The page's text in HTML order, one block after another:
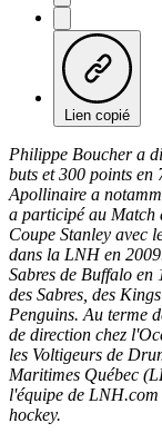
Lien copié
Philippe Boucher a
buts et 300 points en
Apollinaire a
a participé au Match
Coupe Stanley avec
dans la LNH en
Sabres de Buffalo en
des Sabres, des
Penguins. Au terme
de direction chez
les Voltigeurs de
Maritimes Québec
l'équipe de
hockey.